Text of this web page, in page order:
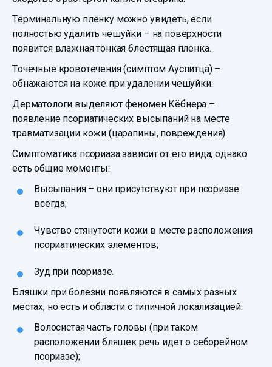
Терминальную пленку можно увидеть, если
полностью удалить чешуйки – на поверхности
появится влажная тонкая блестящая пленка.
Точечные кровотечения (симптом Ауспитца) –
обнажаются на коже при удалении чешуйки.
Дерматологи выделяют феномен Кёбнера –
появление псориатических высыпаний на месте
травматизации кожи (царапины, повреждения).
Симптоматика псориаза зависит от его вида, однако
есть общие моменты:
Высыпания – они присутствуют при псориазе
всегда;
Чувство стянутости кожи в месте расположения
псориатических элементов;
Зуд при псориазе.
Бляшки при болезни появляются в самых разных
местах, но есть и области с типичной локализацией:
Волосистая часть головы (при таком
расположении бляшек речь идет о себорейном
псориазе);